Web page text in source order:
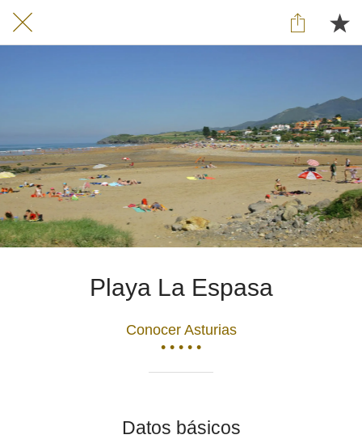
Playa La Espasa
Conocer Asturias
• • • • •
Datos básicos